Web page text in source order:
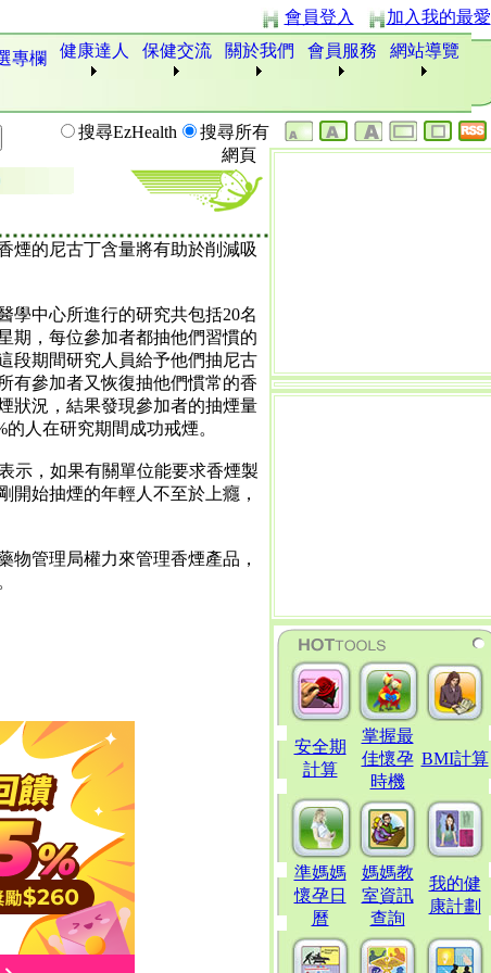
會員登入
加入我的最愛
專欄 健康達人 保健交流 關於我們 會員服務 網站導覽
搜尋EzHealth
搜尋所有
網頁
煙的尼古丁含量將有助於削減吸
學中心所進行的研究共包括20名
期，每位參加者都抽他們習慣的
段期間研究人員給予他們抽尼古
有參加者又恢復抽他們慣常的香
狀況，結果發現參加者的抽煙量
人在研究期間成功戒煙。
示，如果有關單位能要求香煙製
開始抽煙的年輕人不至於上癮，
物管理局權力來管理香煙產品，
安全期
計算
掌握最
佳懷孕
時機
BMI計算
準媽媽
懷孕日
曆
媽媽教
室資訊
查詢
我的健
康計劃